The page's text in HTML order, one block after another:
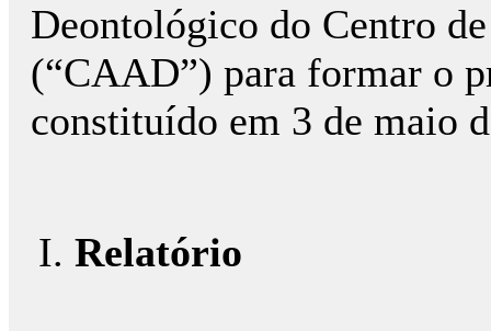
Deontológico do Centro
(“CAAD”) para formar o
constituído em 3 de maio
Relatório